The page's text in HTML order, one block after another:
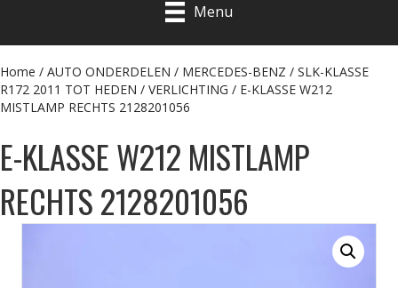
Menu
Home / AUTO ONDERDELEN / MERCEDES-BENZ / SLK-KLASSE
R172 2011 TOT HEDEN / VERLICHTING / E-KLASSE W212
MISTLAMP RECHTS 2128201056
E-KLASSE W212 MISTLAMP
RECHTS 2128201056